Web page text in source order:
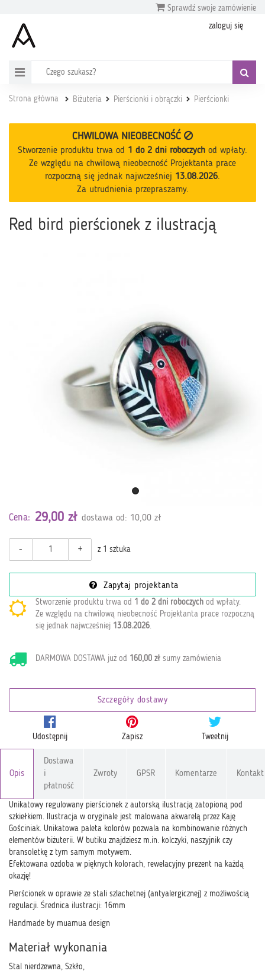
Sprawdź swoje zamówienie
zaloguj się
Strona główna Biżuteria Pierścionki i obrączki Pierścionki
CHWILOWA NIEOBECNOŚĆ
Stworzenie produktu trwa od 1 do 2 dni roboczych od wpłaty.
Ze względu na chwilową nieobecność Projektanta prace
rozpoczną się jednak najwcześniej 13.08.2026.
Za utrudnienia przepraszamy.
Red bird pierścionek z ilustracją
Cena: 29,00 zł dostawa od: 10,00 zł
- + z 1 sztuka
Zapytaj projektanta
Stworzenie produktu trwa od 1 do 2 dni roboczych od wpłaty.
Ze względu na chwilową nieobecność Projektanta prace rozpoczną
się jednak najwcześniej 13.08.2026.
DARMOWA DOSTAWA już od 160,00 zł sumy zamówienia
Szczegóły dostawy
Udostępnij Zapisz Tweetnij
Opis
Dostawa
i
płatność
Zwroty GPSR Komentarze Kontakt
Unikatowy regulowany pierścionek z autorską ilustracją zatopioną pod
szkiełkiem. Ilustracja w oryginale jest malowana akwarelą przez Kaję
Gościniak. Unikatowa paleta kolorów pozwala na kombinowanie różnych
elementów biżuterii. W butiku znajdziesz m.in. kolczyki, naszyjnik czy
bransoletkę z tym samym motywem.
Efektowana ozdoba w pięknych kolorach, rewelacyjny prezent na każdą
okazję!
Pierścionek w oprawie ze stali szlachetnej (antyalergicznej) z możliwością
regulacji. Średnica ilustracji: 16mm
Handmade by muamua design
Materiał wykonania
Stal nierdzewna, Szkło,